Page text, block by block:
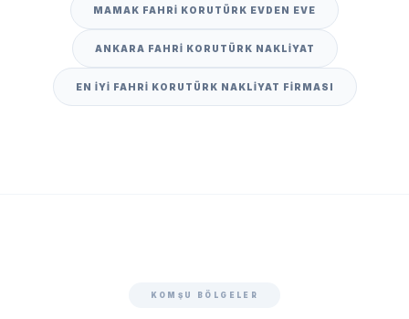
MAMAK FAHRI KORUTÜRK EVDEN EVE
ANKARA FAHRI KORUTÜRK NAKLIYAT
EN IYI FAHRI KORUTÜRK NAKLIYAT FIRMASI
KOMŞU BÖLGELER